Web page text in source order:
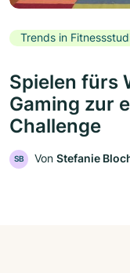
Trends in
Spielen fürs
Gaming zur
Challenge
SB Von Stefanie